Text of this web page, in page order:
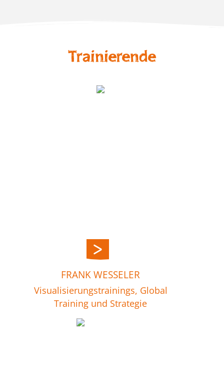
Trainierende
FRANK WESSELER
Visualisierungstrainings, Global
Training und Strategie